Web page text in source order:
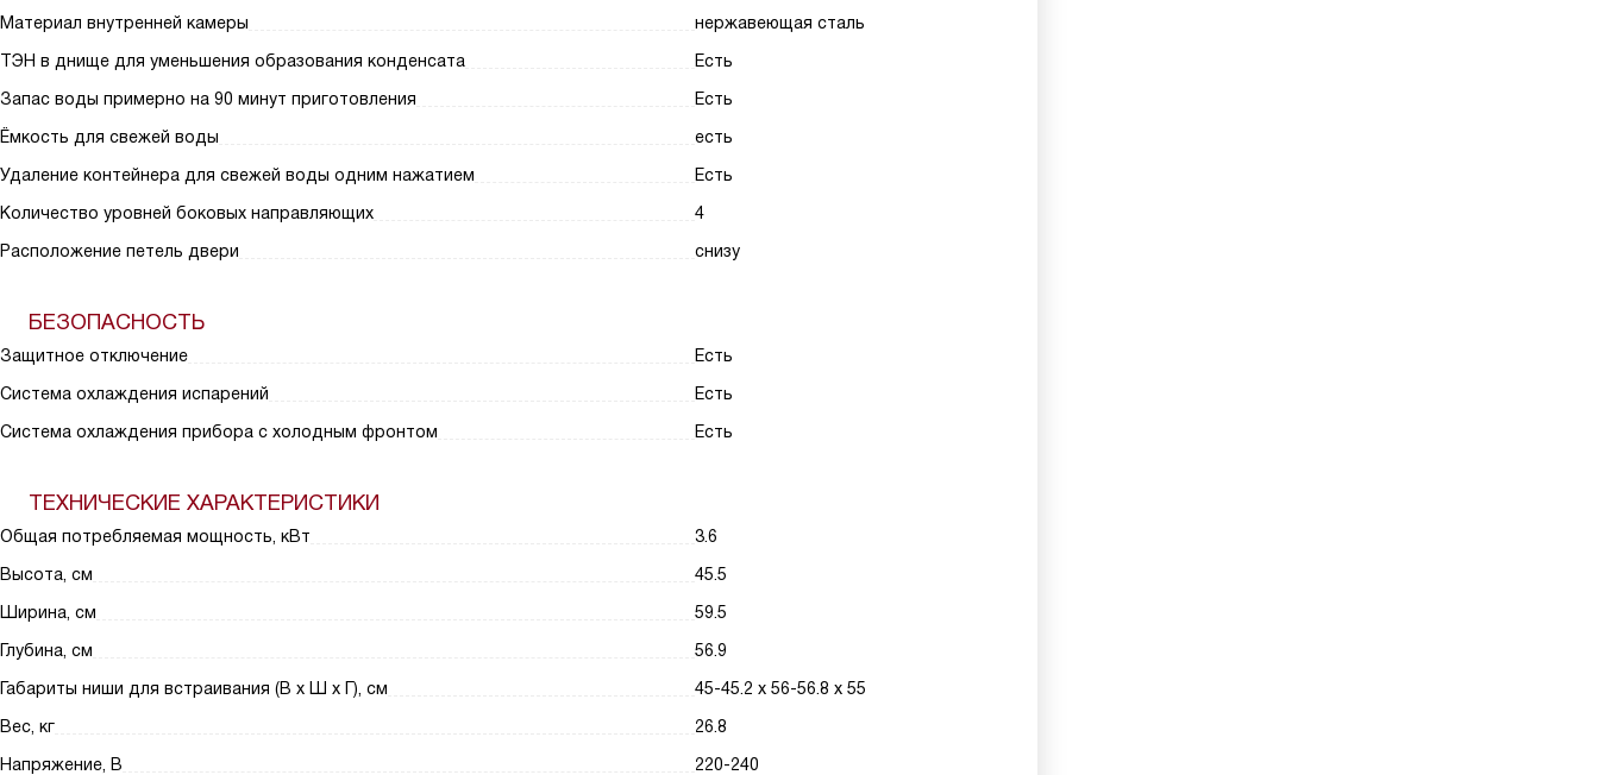
Материал внутренней камеры
нержавеющая сталь
ТЭН в днище для уменьшения образования конденсата
Есть
Запас воды примерно на 90 минут приготовления
Есть
Ёмкость для свежей воды
есть
Удаление контейнера для свежей воды одним нажатием
Есть
Количество уровней боковых направляющих
4
Расположение петель двери
снизу
БЕЗОПАСНОСТЬ
Защитное отключение
Есть
Система охлаждения испарений
Есть
Система охлаждения прибора с холодным фронтом
Есть
ТЕХНИЧЕСКИЕ ХАРАКТЕРИСТИКИ
Общая потребляемая мощность, кВт
3.6
Высота, см
45.5
Ширина, см
59.5
Глубина, см
56.9
Габариты ниши для встраивания (В х Ш х Г), см
45-45.2 х 56-56.8 х 55
Вес, кг
26.8
Напряжение, В
220-240